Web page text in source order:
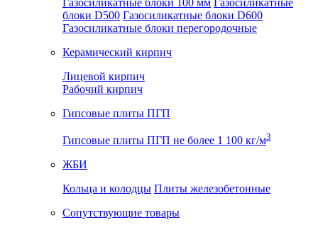
Газосиликатные блоки 100 мм Газосиликатные
блоки D500 Газосиликатные блоки D600
Газосиликатные блоки перегородочные
Керамический кирпич
Лицевой кирпич
Рабочий кирпич
Гипсовые плиты ПГП
Гипсовые плиты ПГП не более 1 100 кг/м3
ЖБИ
Кольца и колодцы Плиты железобетонные
Сопутствующие товары